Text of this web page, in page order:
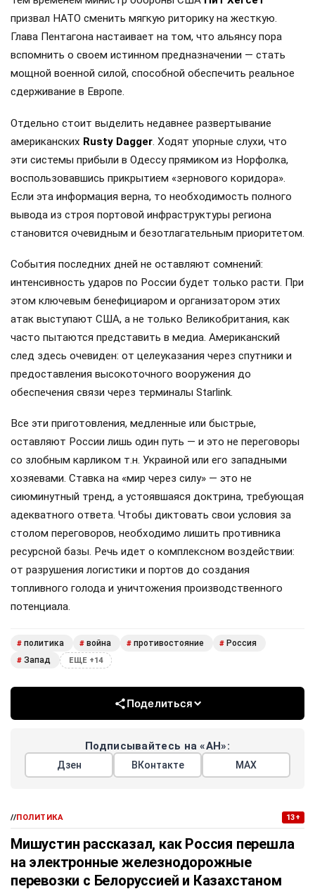
призвал НАТО сменить мягкую риторику на жесткую.
Глава Пентагона настаивает на том, что альянсу пора
вспомнить о своем истинном предназначении — стать
мощной военной силой, способной обеспечить реальное
сдерживание в Европе.
Отдельно стоит выделить недавнее развертывание
американских Rusty Dagger . Ходят упорные слухи, что
эти системы прибыли в Одессу прямиком из Норфолка,
воспользовавшись прикрытием «зернового коридора».
Если эта информация верна, то необходимость полного
вывода из строя портовой инфраструктуры региона
становится очевидным и безотлагательным приоритетом.
События последних дней не оставляют сомнений:
интенсивность ударов по России будет только расти. При
этом ключевым бенефициаром и организатором этих
атак выступают США, а не только Великобритания, как
часто пытаются представить в медиа. Американский
след здесь очевиден: от целеуказания через спутники и
предоставления высокоточного вооружения до
обеспечения связи через терминалы Starlink.
Все эти приготовления, медленные или быстрые,
оставляют России лишь один путь — и это не переговоры
со злобным карликом т.н. Украиной или его западными
хозяевами. Ставка на «мир через силу» — это не
сиюминутный тренд, а устоявшаяся доктрина, требующая
адекватного ответа. Чтобы диктовать свои условия за
столом переговоров, необходимо лишить противника
ресурсной базы. Речь идет о комплексном воздействии:
от разрушения логистики и портов до создания
топливного голода и уничтожения производственного
потенциала.
# политика # война # противостояние # Россия
# Запад ЕЩЕ +14
Поделиться
Подписывайтесь на «АН»:
Дзен ВКонтакте МАХ
//ПОЛИТИКА 13+
Мишустин рассказал, как Россия перешла
на электронные железнодорожные
перевозки с Белоруссией и Казахстаном